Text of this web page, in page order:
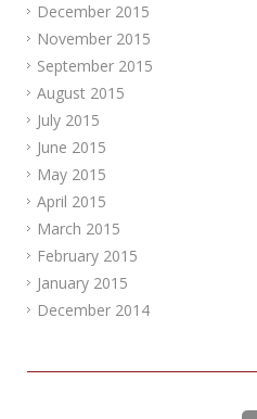
December 2015
November 2015
September 2015
August 2015
July 2015
June 2015
May 2015
April 2015
March 2015
February 2015
January 2015
December 2014